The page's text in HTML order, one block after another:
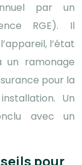
par un
RGE). Il
l’état
ramonage
pour la
Un
avec un